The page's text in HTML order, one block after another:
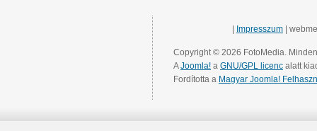
Impresszum |
Copyright © 2026 FotoMedia.
AJoomla! a GNU/GPL licenc alatt
Fordította a Magyar Joomla!